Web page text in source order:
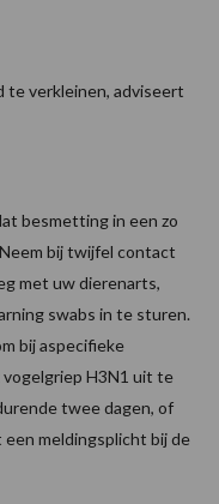
te verkleinen, adviseert
besmetting in een zo
bij twijfel contact
met uw dierenarts,
swabs in te sturen.
bij aspecifieke
H3N1 uit te
twee dagen, of
meldingsplicht bij de